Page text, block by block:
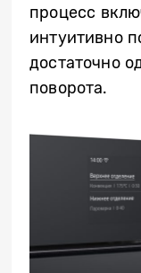
процесс
интуитивно
достаточно
поворота.